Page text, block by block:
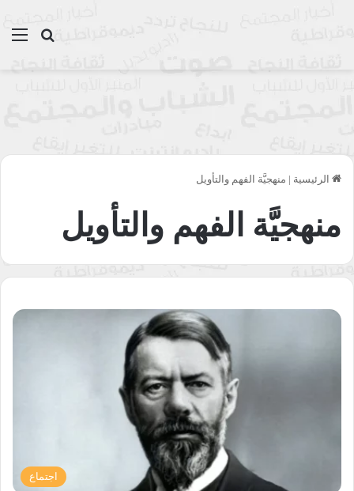
بحث
الرئيسية | منهجيَّة الفهم والتأويل
منهجيَّة الفهم والتأويل
اجتماع